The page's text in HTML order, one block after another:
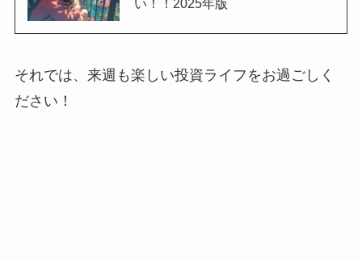
い！！2025年版
それでは、来週も楽しい投資ライフをお過ごしく
ださい！